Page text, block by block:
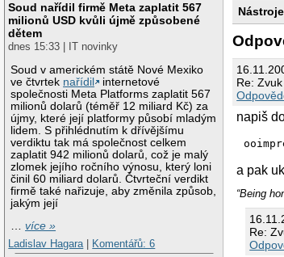
Soud nařídil firmě Meta zaplatit 567
milionů USD kvůli újmě způsobené
dětem
dnes 15:33 | IT novinky
Soud v americkém státě Nové Mexiko
ve čtvrtek nařídil
internetové
společnosti Meta Platforms zaplatit 567
milionů dolarů (téměř 12 miliard Kč) za
újmy, které její platformy působí mladým
lidem. S přihlédnutím k dřívějšímu
verdiktu tak má společnost celkem
zaplatit 942 milionů dolarů, což je malý
zlomek jejího ročního výnosu, který loni
činil 60 miliard dolarů. Čtvrteční verdikt
firmě také nařizuje, aby změnila způsob,
jakým její
…více »
Ladislav Hagara
Komentářů: 6
Re:
napiš
a pak
“Being
Re: